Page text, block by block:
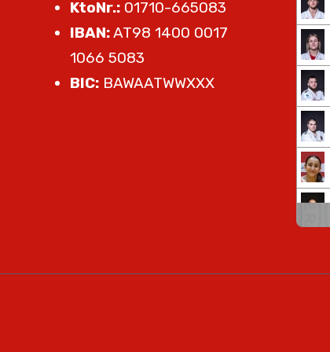
KtoNr.: 01710-665083
IBAN:AT98 1400 0017
1066 5083
BIC: BAWAATWWXXX